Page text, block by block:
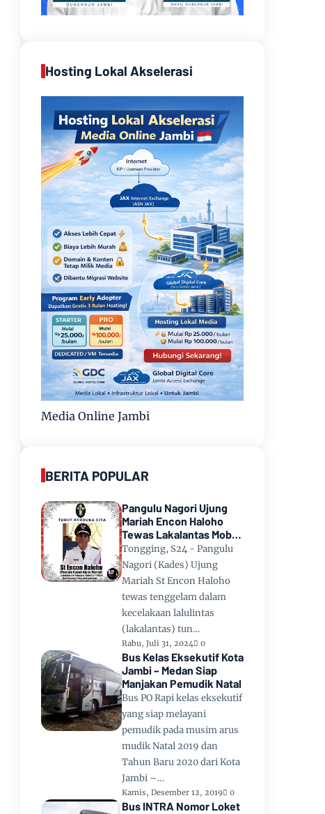
Hosting Lokal Akselerasi
Media Online Jambi
BERITA POPULAR
Pangulu Nagori Ujung
Mariah Encon Haloho
Tewas Lakalantas Mobil
Terjun ke Danau Toba di
Tongging
Tongging, S24 - Pangulu
Nagori (Kades) Ujung
Mariah St Encon Haloho
tewas tenggelam dalam
kecelakaan lalulintas
(lakalantas) tun…
Rabu, Juli 31, 2024 0
Bus Kelas Eksekutif Kota
Jambi – Medan Siap
Manjakan Pemudik Natal
Bus PO Rapi kelas eksekutif
yang siap melayani
pemudik pada musim arus
mudik Natal 2019 dan
Tahun Baru 2020 dari Kota
Jambi –…
Kamis, Desember 12, 2019 0
Bus INTRA Nomor Loket